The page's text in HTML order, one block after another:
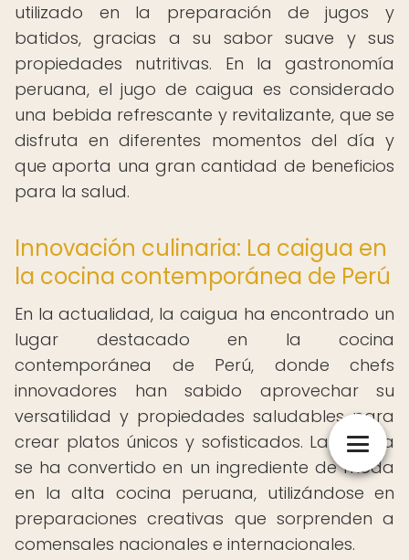
utilizado en la preparación de jugos y
batidos, gracias a su sabor suave y sus
propiedades nutritivas. En la gastronomía
peruana, el jugo de caigua es considerado
una bebida refrescante y revitalizante, que se
disfruta en diferentes momentos del día y
que aporta una gran cantidad de beneficios
para la salud.
Innovación culinaria: La caigua en
la cocina contemporánea de Perú
En la actualidad, la caigua ha encontrado un
lugar destacado en la cocina
contemporánea de Perú, donde chefs
innovadores han sabido aprovechar su
versatilidad y propiedades saludables para
crear platos únicos y sofisticados. La caigua
se ha convertido en un ingrediente de moda
en la alta cocina peruana, utilizándose en
preparaciones creativas que sorprenden a
comensales nacionales e internacionales.